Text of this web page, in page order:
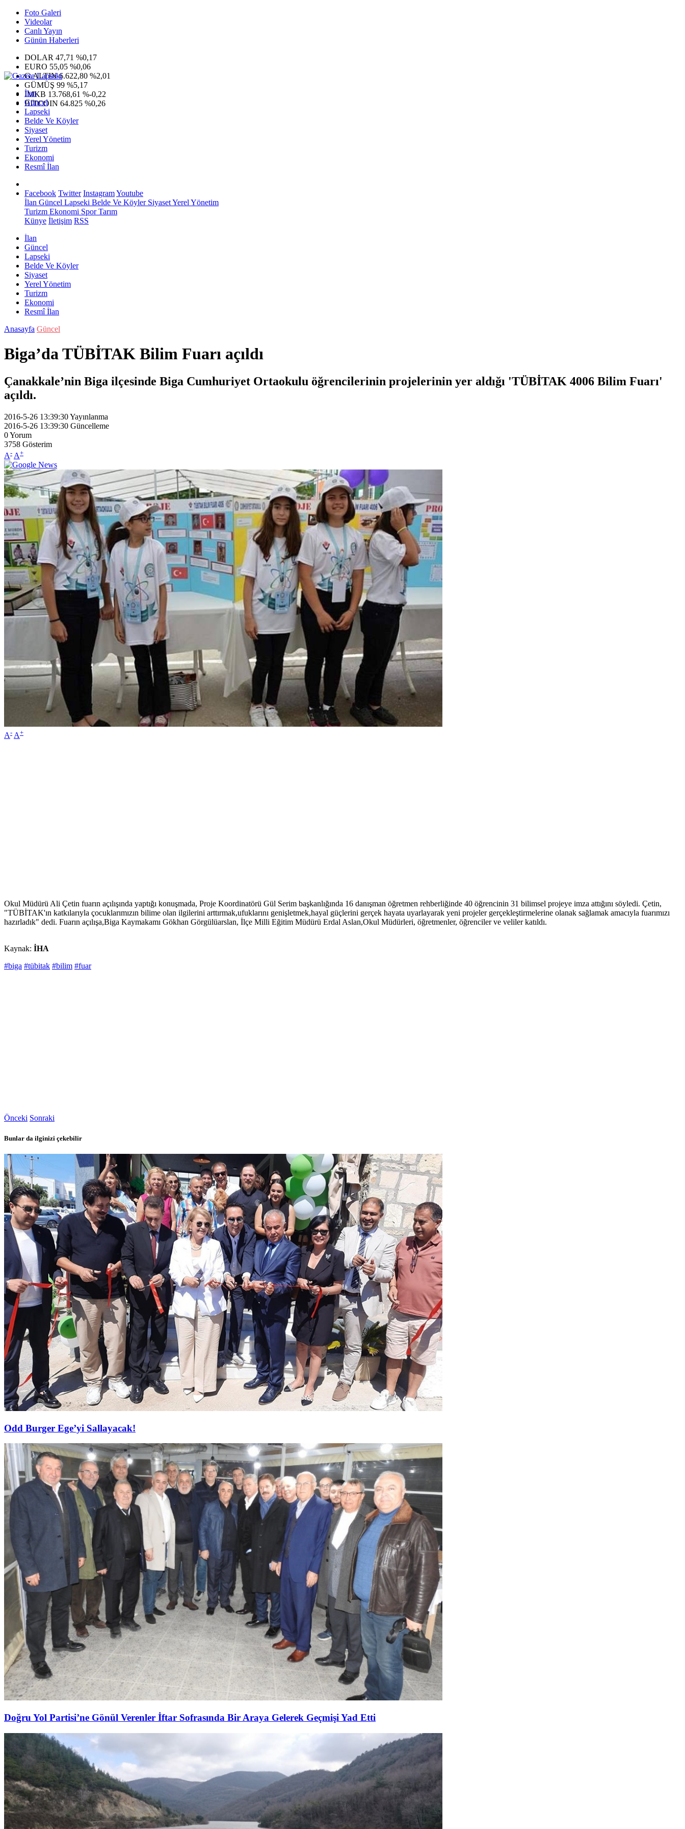
Foto Galeri
Videolar
Canlı Yayın
Günün Haberleri
DOLAR 47,71 %0,17
EURO 55,05 %0,06
G.ALTIN6.622,80 %2,01
GÜMÜŞ 99 %5,17
IMKB 13.768,61 %-0,22
BITCOIN 64.825 %0,26
İlan
Güncel
Lapseki
Belde Ve Köyler
Siyaset
Yerel Yönetim
Turizm
Ekonomi
Resmî İlan
Facebook Twitter InstagramYoutube
İlan Güncel Lapseki Belde Ve KöylerSiyasetYerel Yönetim
Turizm Ekonomi SporTarım
Künye İletişim RSS
İlan
Güncel
Lapseki
Belde Ve Köyler
Siyaset
Yerel Yönetim
Turizm
Ekonomi
Resmî İlan
Anasayfa Güncel
Biga’da TÜBİTAK Bilim Fuarı açıldı
Çanakkale’nin Biga ilçesinde Biga Cumhuriyet Ortaokulu öğrencilerinin projelerinin yer aldığı 'TÜBİTAK 4006 Bilim Fuarı'
açıldı.
2016-5-26 13:39:30Yayınlanma
2016-5-26 13:39:30 Güncelleme
0Yorum
3758 Gösterim
A- A+
A- A+
Okul Müdürü Ali Çetin fuarın açılışında yaptığı konuşmada, Proje Koordinatörü Gül Serim başkanlığında 16 danışman öğretmen rehberliğinde 40 öğrencinin 31 bilimsel projeye imza attığını söyledi. Çetin,
"TÜBİTAK'ın katkılarıyla çocuklarımızın bilime olan ilgilerini arttırmak,ufuklarını genişletmek,hayal güçlerini gerçek hayata uyarlayarak yeni projeler gerçekleştirmelerine olanak sağlamak amacıyla fuarımızı
hazırladık" dedi. Fuarın açılışa,Biga Kaymakamı Gökhan Görgülüarslan, İlçe Milli Eğitim Müdürü Erdal Aslan,Okul Müdürleri, öğretmenler, öğrenciler ve veliler katıldı.
Kaynak: İHA
#biga #tübitak #bilim #fuar
Önceki Sonraki
Bunlar da ilginizi çekebilir
Odd Burger Ege’yi Sallayacak!
Doğru Yol Partisi’ne Gönül Verenler İftar Sofrasında Bir Araya Gelerek Geçmişi Yad Etti